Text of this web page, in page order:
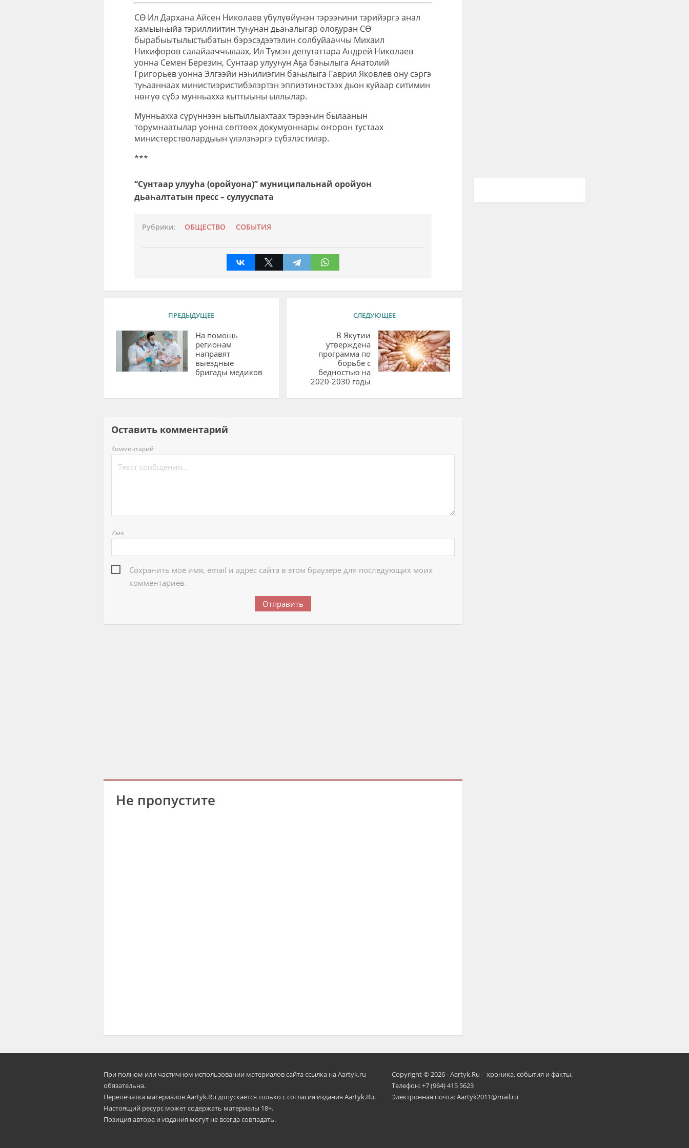
СӨ Ил Дархана Айсен Николаев үбүлүөйүнэн тэрээһини тэрийэргэ анал
хамыыһыйа тэриллиитин туһунан дьаһалыгар олоҕуран СӨ
бырабыытылыстыбатын бэрэсэдээтэлин солбуйааччы Михаил
Никифоров салайааччылаах, Ил Түмэн депутаттара Андрей Николаев
уонна Семен Березин, Сунтаар улууһун Аҕа баһылыга Анатолий
Григорьев уонна Элгээйи нэһилиэгин баһылыга Гаврил Яковлев ону сэргэ
туһааннаах министиэристибэлэртэн эппиэтинэстээх дьон куйаар ситимин
нөҥүө сүбэ мунньахха кыттыыны ыллылар.
Мунньахха сүрүннээн ыытыллыахтаах тэрээһин былаанын
торумнаатылар уонна сөптөөх докумуоннары оҥорон тустаах
министерстволардыын үлэлэһэргэ сүбэлэстилэр.
***
“Сунтаар улууhа (оройуона)” муниципальнай оройуон
дьаһалтатын пресс – сулууспата
Рубрики: ОБЩЕСТВО СОБЫТИЯ
ПРЕДЫДУЩЕЕ
На помощь
регионам
направят
выездные
бригады медиков
СЛЕДУЮЩЕЕ
В Якутии
утверждена
программа по
борьбе с
бедностью на
2020-2030 годы
Оставить комментарий
Комментарий
Имя
Сохранить моё имя, email и адрес сайта в этом браузере для последующих моих
комментариев.
Не пропустите
При полном или частичном использовании материалов сайта ссылка на Aartyk.ru
oбязательна.
Перепечатка материалов Aartyk.Ru допускается только с согласия издания Aartyk.Ru.
Настоящий ресурс может содержать материалы 18+.
Позиция автора и издания могут не всегда совпадать.
Copyright © 2026 - Aartyk.Ru – хроника, события и факты.
Телефон: +7 (964) 415 5623
Электронная почта: Aartyk2011@mail.ru